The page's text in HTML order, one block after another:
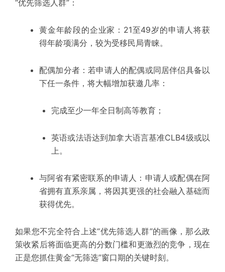
“优先筛选人群”：
黄金年龄段的企业家： 21至49岁的申请人将获
得年龄项满分， 较为受移民局青睐。
配偶加分者：若申请人的配偶或同居伴侣具备以
下任一条件，将大幅增加获邀几率：
完成至少一年全日制高等教育；
英语或法语达到加拿大语言基准CLB4级或以
上。
与阿省有紧密联系的申请人： 申请人或配偶在阿
省拥有直系亲属，将因其更强的社会融入基础而
获得优先。
如果您不完全符合上述“优先筛选人群”的画像，那么政
策收紧后将面临更高的分数门槛和更激烈的竞争，现在
正是您抓住黄金“无筛选”窗口期的关键时刻。